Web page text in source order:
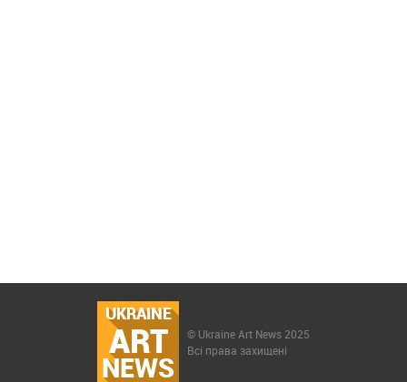
UKRAINE
ART
NEWS
© Ukraine Art News 2025
Всі права захищені